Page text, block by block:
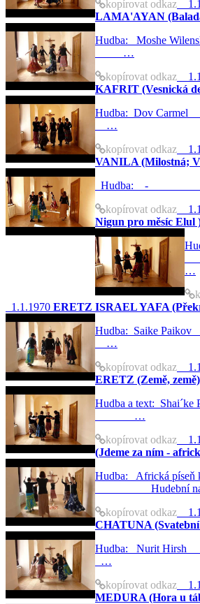
kopírovat odkaz
LAMA'AYAN
Hudba:
…
kopírovat odkaz
KAFRIT (Vesnická
Hudba:
…
kopírovat odkaz
VANILA (Milostná;
kopírovat odkaz
Nigun pro měsíc Elul
…
1.1.1970 ERETZ ISRAEL YAFA
Hudba:
…
kopírovat odkaz
ERETZ (Země,
Hudba a text:
…
kopírovat odkaz
(Jdeme za ním -
Hudba: Africká
Hudební
kopírovat odkaz
CHATUNA
Hudba:
…
kopírovat odkaz
MEDURA (Hora u